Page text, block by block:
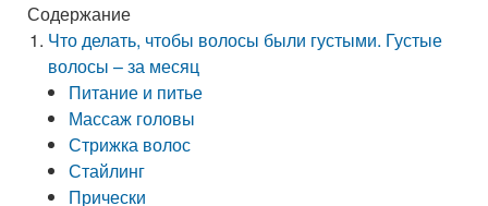
Содержание
Что делать, чтобы волосы были густыми. Густые
волосы – за месяц
Питание и питье
Массаж головы
Стрижка волос
Стайлинг
Прически